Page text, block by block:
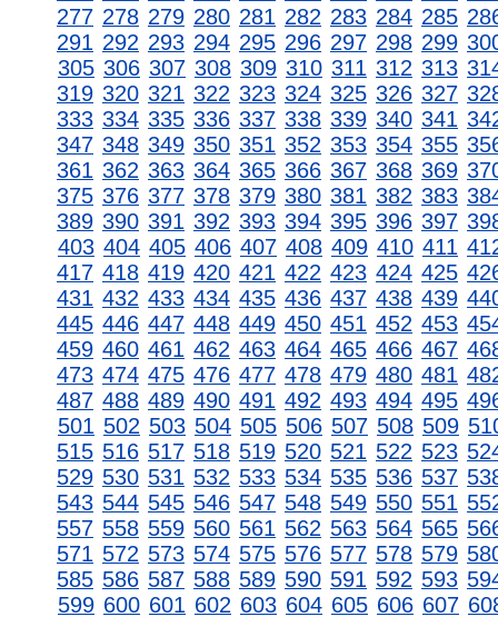
277 278 279 280 281 282 283 284 285
291 292 293 294 295 296 297 298 299
305 306 307 308 309 310 311 312 313
319 320 321 322 323 324 325 326 327
333 334 335 336 337 338 339 340 341
347 348 349 350 351 352 353 354 355
361 362 363 364 365 366 367 368 369
375 376 377 378 379 380 381 382 383
389 390 391 392 393 394 395 396 397
403 404 405 406 407 408 409 410 411
417 418 419 420 421 422 423 424 425
431 432 433 434 435 436 437 438 439
445 446 447 448 449 450 451 452 453
459 460 461 462 463 464 465 466 467
473 474 475 476 477 478 479 480 481
487 488 489 490 491 492 493 494 495
501 502 503 504 505 506 507 508 509
515 516 517 518 519 520 521 522 523
529 530 531 532 533 534 535 536 537
543 544 545 546 547 548 549 550 551
557 558 559 560 561 562 563 564 565
571 572 573 574 575 576 577 578 579
585 586 587 588 589 590 591 592 593
599 600 601 602 603 604 605 606 607